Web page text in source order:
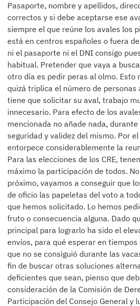
Pasaporte, nombre y apellidos,
correctos y si debe aceptarse ese
siempre el que reúne los avales los
está en centros españoles o fuera
ni el pasaporte ni el DNI consigo
habitual. Pretender que vaya a
otro día es pedir peras al olmo. Esto
quizá triplica el número de personas
tiene que solicitar su aval, trabajo
innecesario. Para efecto de los
mencionada no añade nada,
seguridad y validez del mismo. Por
entorpece considerablemente la
Para las elecciones de los CRE,
máximo la participación de todos.
próximo, vayamos a conseguir que
de oficio las papeletas del voto a
que hemos solicitado. Lo hemos
fruto o consecuencia alguna. Dado
principal para lograrlo ha sido el
envíos, para qué esperar en
que no se consiguió durante las
fin de buscar otras soluciones
deficientes que sean, pienso que
consideración de la Comisión de
Participación del Consejo General y